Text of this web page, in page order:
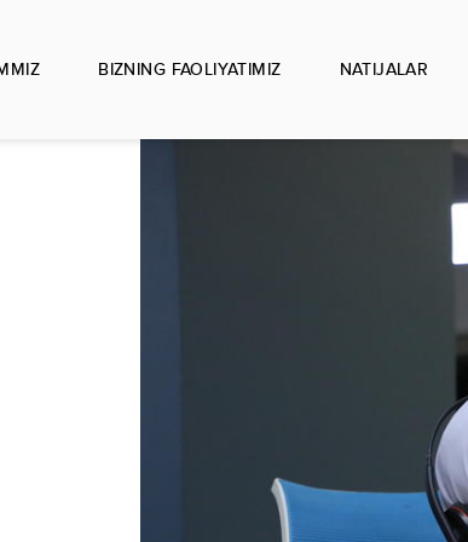
BIZNING FAOLIYATIMIZ NATIJALAR